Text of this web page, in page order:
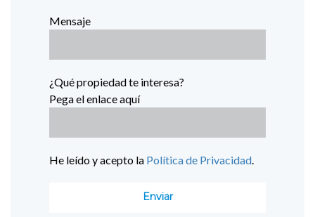
Mensaje
¿Qué propiedad te interesa?
Pega el enlace aquí
He leído y acepto la Política de Privacidad.